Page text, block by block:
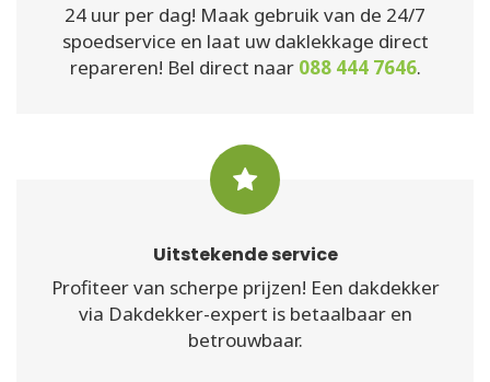
24 uur per dag! Maak gebruik van de 24/7
spoedservice en laat uw daklekkage direct
repareren! Bel direct naar 088 444 7646.
Uitstekende service
Profiteer van scherpe prijzen! Een dakdekker
via Dakdekker-expert is betaalbaar en
betrouwbaar.